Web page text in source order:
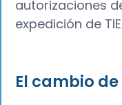
autorizaciones
expedición de
El cambio